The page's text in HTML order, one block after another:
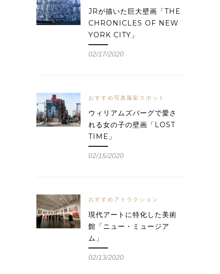
JRが描いた巨大壁画「THE
CHRONICLES OF NEW
YORK CITY」
02/17/2020
おすすめ写真撮影スポット
ウィリアムズバーグで愛さ
れる女の子の壁画「LOST
TIME」
02/15/2020
おすすめアトラクション
現代アートに特化した美術
館「ニュー・ミュージア
ム」
02/13/2020